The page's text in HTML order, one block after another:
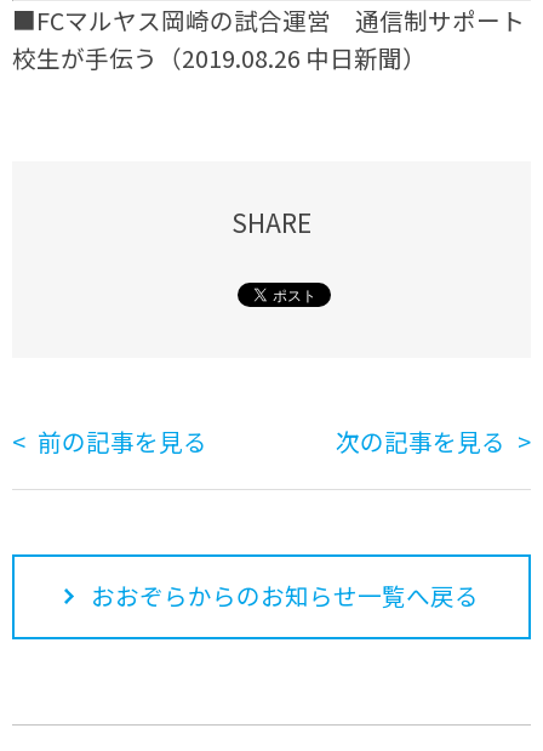
■FCマルヤス岡崎の試合運営 通信制サポート
校生が手伝う（2019.08.26 中日新聞）
SHARE
前の記事を見る 次の記事を見る
おおぞらからのお知らせ一覧へ戻る